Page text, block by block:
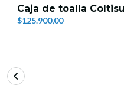
Caja de toalla
$125.900,00